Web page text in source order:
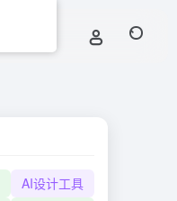
AI设计工具